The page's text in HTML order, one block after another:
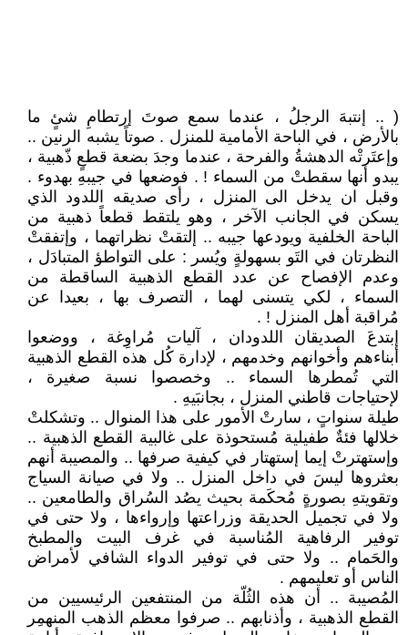
( .. إنتبهَ الرجلُ ، عندما سمع صوتَ إرتطامِ شئٍ ما
بالأرض ، في الباحة الأمامية للمنزل . صوتاً يشبه الرنين ..
وإعتَرتْه الدهشةُ والفرحة ، عندما وجدَ بضعة قطعٍ ذّهبية ،
يبدو أنها سقطتْ من السماء ! . فوضعها في جيبهِ بهدوء .
وقبل ان يدخل الى المنزل ، رأى صديقه اللدود الذي
يسكن في الجانب الآخر ، وهو يلتقط قطعاً ذهبية من
الباحة الخلفية ويودعها جيبه .. إلتقتْ نظراتهما ، وإتفقتْ
النظرتان في التَو بسهولةٍ ويُسر : على التواطؤ المتبادَل ،
وعدم الإفصاح عن عدد القطع الذهبية الساقطة من
السماء ، لكي يتسنى لهما ، التصرف بها ، بعيدا عن
مُراقبة أهل المنزل ! .
إبتدعَ الصديقان اللدودان ، آليات مُراوِغة ، ووضعوا
أبناءهم وأخوانهم وخدمهم ، لإدارة كُل هذه القطع الذهبية
التي تُمطرها السماء .. وخصصوا نسبة صغيرة ،
لإحتياجات قاطني المنزل ، بجانبَيهِ .
طيلة سنواتٍ ، سارتْ الأمور على هذا المنوال .. وتشكلتْ
خلالها فئةٌ طفيلية مُستحوذة على غالبية القطع الذهبية ..
وإستهترتْ إيما إستهتار في كيفية صرفها .. والمصيبة أنهم
بعثروها ليسَ في داخل المنزل .. ولا في صيانة السياج
وتقويتهِ بصورةٍ مُحكَمة بحيث يصُد السُراق والطامعين ..
ولا في تجميل الحديقة وزراعتها وإرواءها ، ولا حتى في
توفير الرفاهية المُناسبة في غرف البيت والمطبخ
والحَمام .. ولا حتى في توفير الدواء الشافي لأمراض
الناس أو تعليمهم .
المُصيبة .. أن هذه الثُلّة من المنتفعين الرئيسيين من
القطع الذهبية ، وأذنابهم .. صرفوا معظم الذهب المنهمِر